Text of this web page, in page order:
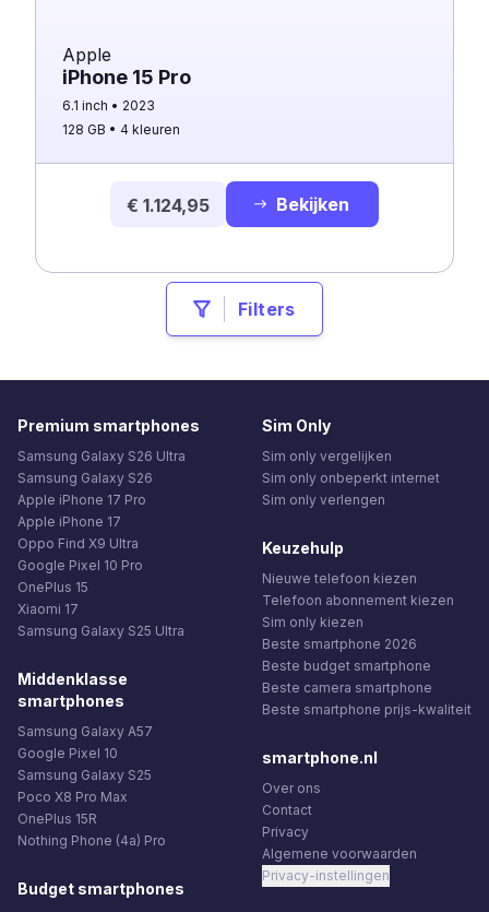
Filters
Apple
iPhone 15 Pro
6.1 inch
2023
128 GB
4 kleuren
€ 1.124,95 Bekijken
Premium smartphones
Samsung Galaxy S26 Ultra
Samsung Galaxy S26
Apple iPhone 17 Pro
Apple iPhone 17
Oppo Find X9 Ultra
Google Pixel 10 Pro
OnePlus 15
Xiaomi 17
Samsung Galaxy S25 Ultra
Middenklasse
smartphones
Samsung Galaxy A57
Google Pixel 10
Samsung Galaxy S25
Poco X8 Pro Max
OnePlus 15R
Nothing Phone (4a) Pro
Budget smartphones
Sim Only
Sim only vergelijken
Sim only onbeperkt internet
Sim only verlengen
Keuzehulp
Nieuwe telefoon kiezen
Telefoon abonnement kiezen
Sim only kiezen
Beste smartphone 2026
Beste budget smartphone
Beste camera smartphone
Beste smartphone prijs-kwaliteit
smartphone.nl
Over ons
Contact
Privacy
Algemene voorwaarden
Privacy-instellingen